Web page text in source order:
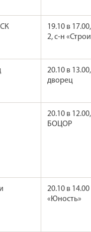
19.10 в
2, с-н
20.10 в
дворец
20.10 в
БОЦОР
20.10 в
«Юность»